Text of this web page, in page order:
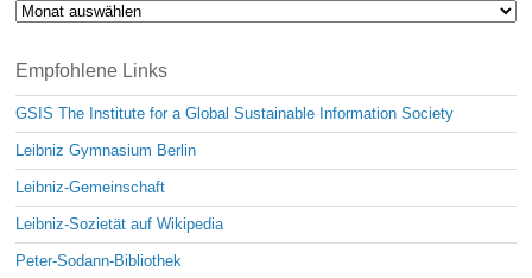
Archiv
Empfohlene Links
GSIS The Institute for a Global Sustainable Information Society
Leibniz Gymnasium Berlin
Leibniz-Gemeinschaft
Leibniz-Sozietät auf Wikipedia
Peter-Sodann-Bibliothek